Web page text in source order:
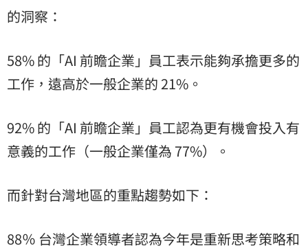
的洞察：
58% 的「AI 前瞻企業」員工表示能夠承擔更多的
工作，遠高於一般企業的 21%。
92% 的「AI 前瞻企業」員工認為更有機會投入有
意義的工作（一般企業僅為 77%）。
而針對台灣地區的重點趨勢如下：
88％ 台灣企業領導者認為今年是重新思考策略和